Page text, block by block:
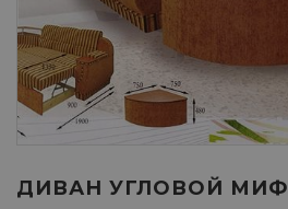
ДИВАН УГЛОВОЙ МИФ